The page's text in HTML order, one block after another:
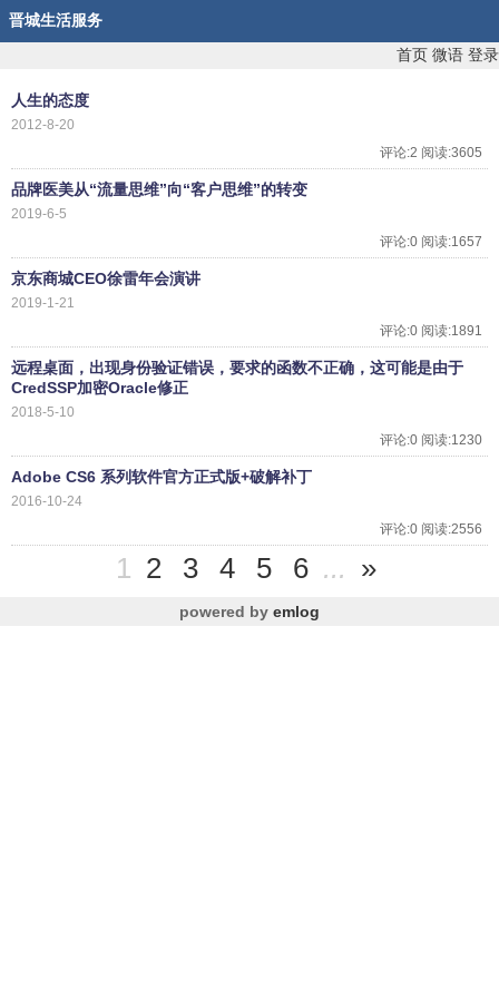
晋城生活服务
首页 微语 登录
人生的态度
2012-8-20
评论:2 阅读:3605
品牌医美从“流量思维”向“客户思维”的转变
2019-6-5
评论:0 阅读:1657
京东商城CEO徐雷年会演讲
2019-1-21
评论:0 阅读:1891
远程桌面，出现身份验证错误，要求的函数不正确，这可能是由于
CredSSP加密Oracle修正
2018-5-10
评论:0 阅读:1230
Adobe CS6 系列软件官方正式版+破解补丁
2016-10-24
评论:0 阅读:2556
1 2 3 4 5 6 ... »
powered by emlog